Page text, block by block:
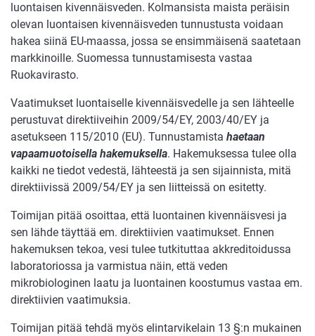
luontaisen kivennäisveden. Kolmansista maista peräisin
olevan luontaisen kivennäisveden tunnustusta voidaan
hakea siinä EU-maassa, jossa se ensimmäisenä saatetaan
markkinoille. Suomessa tunnustamisesta vastaa
Ruokavirasto.
Vaatimukset luontaiselle kivennäisvedelle ja sen lähteelle
perustuvat direktiiveihin 2009/54/EY, 2003/40/EY ja
asetukseen 115/2010 (EU). Tunnustamista haetaan
vapaamuotoisella hakemuksella. Hakemuksessa tulee olla
kaikki ne tiedot vedestä, lähteestä ja sen sijainnista, mitä
direktiivissä 2009/54/EY ja sen liitteissä on esitetty.
Toimijan pitää osoittaa, että luontainen kivennäisvesi ja
sen lähde täyttää em. direktiivien vaatimukset. Ennen
hakemuksen tekoa, vesi tulee tutkituttaa akkreditoidussa
laboratoriossa ja varmistua näin, että veden
mikrobiologinen laatu ja luontainen koostumus vastaa em.
direktiivien vaatimuksia.
Toimijan pitää tehdä myös elintarvikelain 13 §:n mukainen